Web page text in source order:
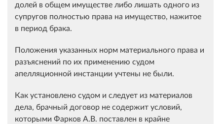
долей в общем имуществе либо лишать одного из
супругов полностью права на имущество, нажитое
в период брака.
Положения указанных норм материального права и
разъяснений по их применению судом
апелляционной инстанции учтены не были.
Как установлено судом и следует из материалов
дела, брачный договор не содержит условий,
которыми Фарков А.В. поставлен в крайне